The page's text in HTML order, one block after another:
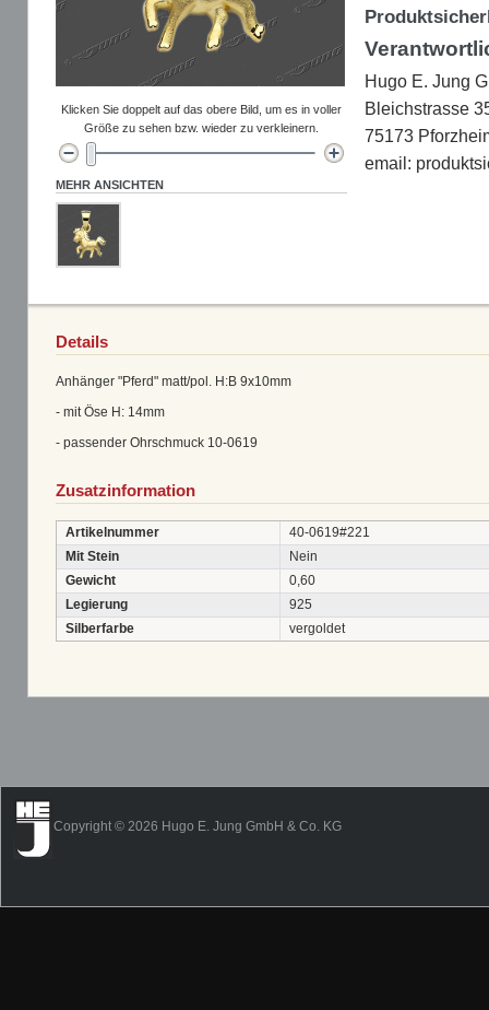
Hugo E. Jung
Bleichstrasse
75173
email:
Klicken Sie doppelt auf das obere Bild, um es in voller
Größe zu sehen bzw. wieder zu verkleinern.
MEHR ANSICHTEN
Details
Anhänger "Pferd" matt/pol. H:B 9x10mm
- mit Öse H: 14mm
- passender Ohrschmuck 10-0619
Zusatzinformation
Artikelnummer
40-0619#221
Mit Stein
Nein
Gewicht
0,60
Legierung
925
Silberfarbe
vergoldet
Copyright © 2026 Hugo E. Jung GmbH & Co. KG